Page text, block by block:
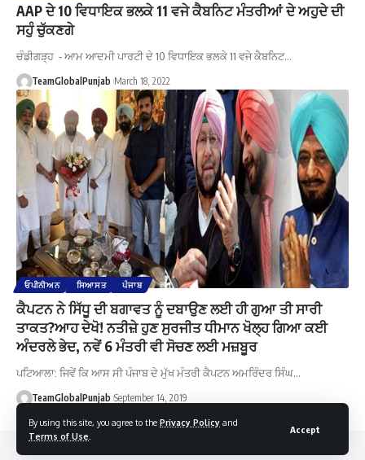
By using this site, you agree to the Privacy Policy and
Terms of Use
Accept
AAP ਦੇ 10 ਵਿਧਾਇਕ ਭਲਕੇ 11 ਵਜੇ ਕੈਬਨਿਟ ਮੰਤਰੀਆਂ ਦੇ ਅਹੁਦੇ ਦੀ
ਸਹੁੰ ਚੁੱਕਣਗੇ
ਚੰਡੀਗੜ੍ਹ - ਆਮ ਆਦਮੀ ਪਾਰਟੀ ਦੇ 10 ਵਿਧਾਇਕ ਭਲਕੇ 11 ਵਜੇ ਕੈਬਨਿਟ…
TeamGlobalPunjab March 18, 2022
ਓਪੀਨੀਅਨ ਸਿਆਸਤ ਪੰਜਾਬ
ਕੈਪਟਨ ਨੇ ਸਿੱਧੂ ਦੀ ਬਗਾਵਤ ਨੂੰ ਦਬਾਉਣ ਲਈ ਹੀ ਗੁਆ ਤੀ ਸਾਰੀ
ਤਾਕਤ?ਆਹ ਦੇਖੋ! ਨਤੀਜ਼ੇ ਹੁਣ ਸੁਰਜੀਤ ਧੀਮਾਨ ਖੋਲ੍ਹ ਗਿਆ ਕਈ
ਅੰਦਰਲੇ ਭੇਦ, ਨਵੇਂ 6 ਮੰਤਰੀ ਵੀ ਸੋਚਣ ਲਈ ਮਜ਼ਬੂਰ
ਪਟਿਆਲਾ: ਜਿਵੇਂ ਕਿ ਆਸ ਸੀ ਪੰਜਾਬ ਦੇ ਮੁੱਖ ਮੰਤਰੀ ਕੈਪਟਨ ਅਮਰਿੰਦਰ ਸਿੰਘ…
TeamGlobalPunjab September 14, 2019